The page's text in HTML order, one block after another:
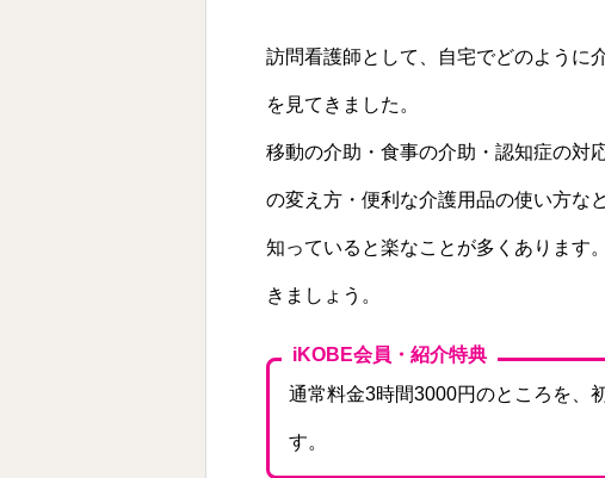
訪問看護師として、自宅でどのように
を見てきました。
移動の介助・食事の介助・認知症の対
の変え方・便利な介護用品の使い方など
知っていると楽なことが多くあります
きましょう。
iKOBE会員・紹介特典
通常料金3時間3000円のところを、
す。